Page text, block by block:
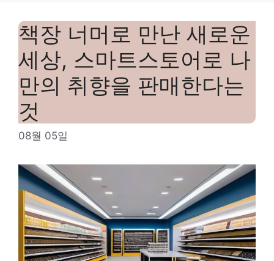
책장 너머로 만난 새로운
세상, 스마트스토어로 나
만의 취향을 판매한다는
것
08월 05일